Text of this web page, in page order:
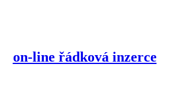
on-line řádková inzerce